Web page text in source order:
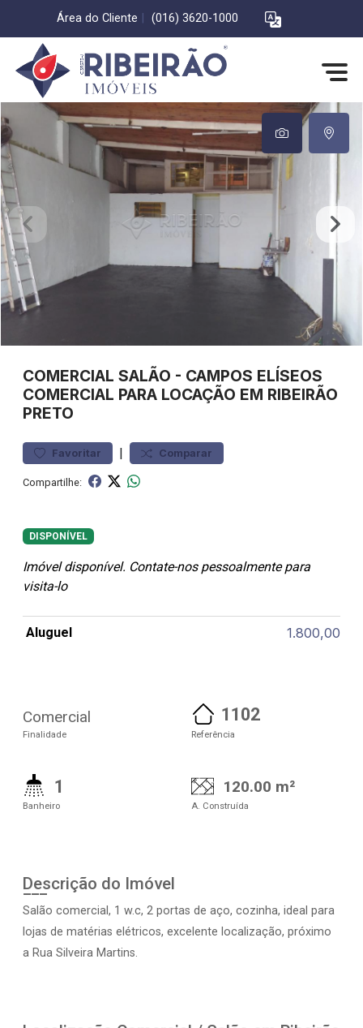
Área do Cliente (016) 3620-1000
COMERCIAL SALÃO - CAMPOS ELÍSEOS
COMERCIAL PARA LOCAÇÃO EM RIBEIRÃO
PRETO
Favoritar | Comparar
Compartilhe:
DISPONÍVEL
Imóvel disponível. Contate-nos pessoalmente para
visita-lo
Aluguel 1.800,00
Comercial
Finalidade
1102
Referência
1
Banheiro
120.00 m²
A. Construída
Descrição do Imóvel
Salão comercial, 1 w.c, 2 portas de aço, cozinha, ideal para
lojas de matérias elétricos, excelente localização, próximo
a Rua Silveira Martins.